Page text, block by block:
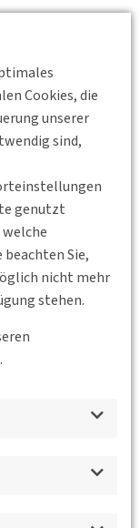
Cookies, die
unserer
sind,
genutzt
Sie,
nicht mehr
stehen.
.
nur für eine kurze
Vorreiter
Seit
Ringstraßen,
Wie kommt es,
durch die Zeit
einer